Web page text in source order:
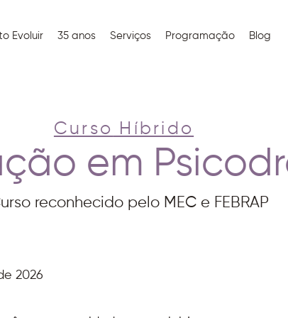
Evoluir 35 anos Serviços Programação Blog
Curso Híbrido
em
reconhecido pelo MEC e FEBRAP
2026